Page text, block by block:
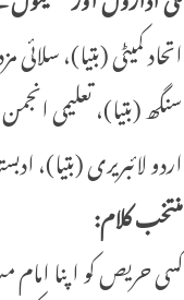
اتحاد کمیٹی (بتیا)،
سنگھ (بتیا)، تعلیمی
اردو لائبریری (بتیا)،
منتخب کلام:
کسی حریص کو اپنا امام